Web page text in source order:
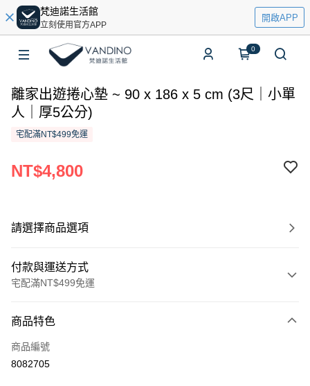
梵迪諾生活館
立刻使用官方APP
開啟APP
0
離家出遊捲心墊 ~ 90 x 186 x 5 cm (3尺｜小單
人｜厚5公分)
宅配滿NT$499免運
NT$4,800
請選擇商品選項
付款與運送方式
宅配滿NT$499免運
信用卡一次付款
信用卡分期付款
商品特色
商品編號
8082705